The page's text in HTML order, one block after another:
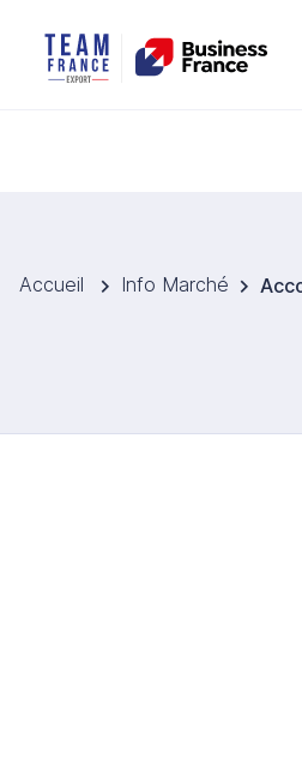
Accueil Info Marché